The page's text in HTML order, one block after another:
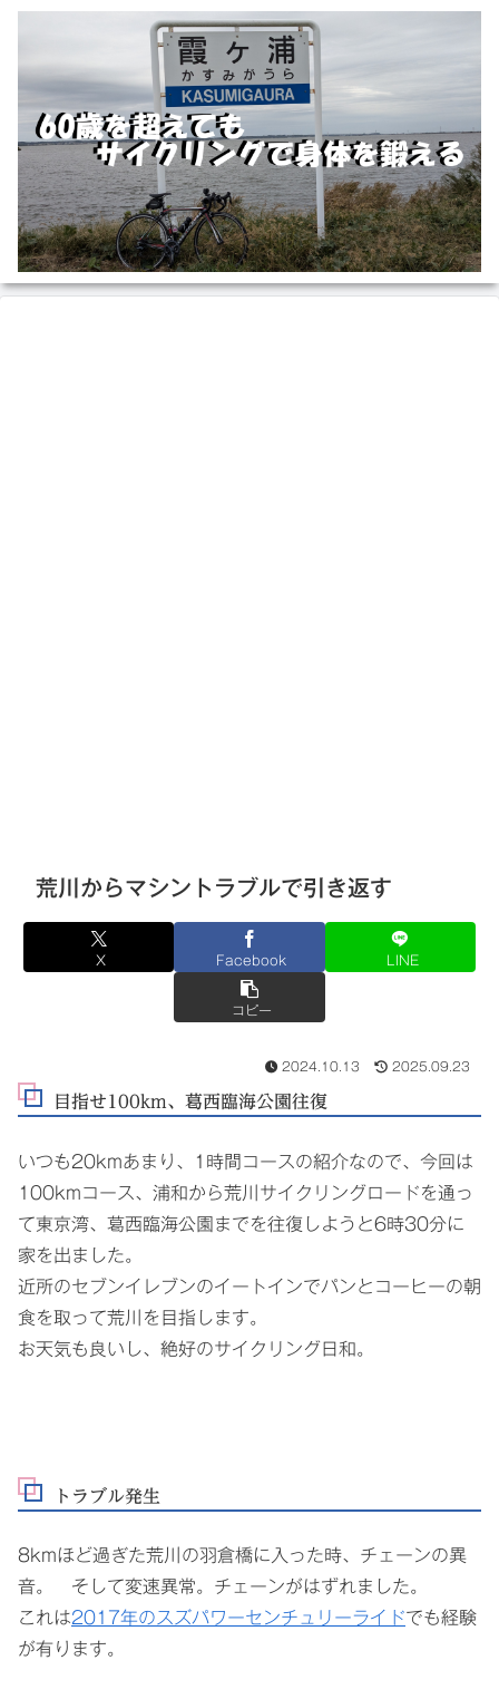
荒川からマシントラブルで引き返す
X Facebook LINE
コピー
2024.10.13 2025.09.23
目指せ100km、葛西臨海公園往復
いつも20kmあまり、1時間コースの紹介なので、今回は
100kmコース、浦和から荒川サイクリングロードを通っ
て東京湾、葛西臨海公園までを往復しようと6時30分に
家を出ました。
近所のセブンイレブンのイートインでパンとコーヒーの朝
食を取って荒川を目指します。
お天気も良いし、絶好のサイクリング日和。
トラブル発生
8kmほど過ぎた荒川の羽倉橋に入った時、チェーンの異
音。 そして変速異常。チェーンがはずれました。
これは2017年のスズパワーセンチュリーライドでも経験
が有ります。